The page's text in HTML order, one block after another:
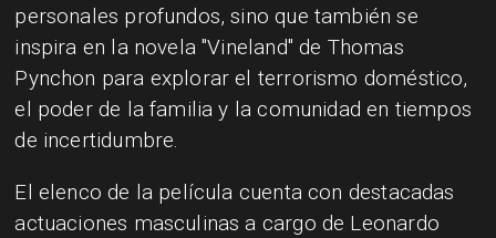
personales profundos, sino que también se
inspira en la novela "Vineland" de Thomas
Pynchon para explorar el terrorismo doméstico,
el poder de la familia y la comunidad en tiempos
de incertidumbre.
El elenco de la película cuenta con destacadas
actuaciones masculinas a cargo de Leonardo